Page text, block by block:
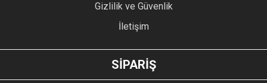
GÖNDER
Gizlilik ve Güvenlik
İletişim
SİPARİŞ